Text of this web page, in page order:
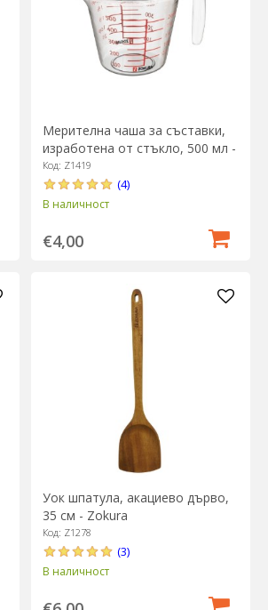
Мерителна чаша за съставки,
изработена от стъкло, 500 мл -
Zokura
Код: Z1419
(4)
В наличност
€4,00
Уок шпатула, акациево дърво,
35 см - Zokura
Код: Z1278
(3)
В наличност